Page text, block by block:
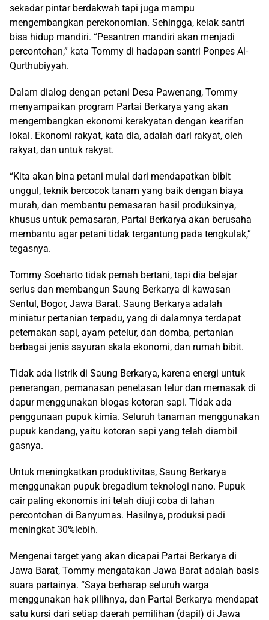
sekadar pintar berdakwah tapi juga mampu
mengembangkan perekonomian. Sehingga, kelak santri
bisa hidup mandiri. “Pesantren mandiri akan menjadi
percontohan,” kata Tommy di hadapan santri Ponpes Al-
Qurthubiyyah.
Dalam dialog dengan petani Desa Pawenang, Tommy
menyampaikan program Partai Berkarya yang akan
mengembangkan ekonomi kerakyatan dengan kearifan
lokal. Ekonomi rakyat, kata dia, adalah dari rakyat, oleh
rakyat, dan untuk rakyat.
“Kita akan bina petani mulai dari mendapatkan bibit
unggul, teknik bercocok tanam yang baik dengan biaya
murah, dan membantu pemasaran hasil produksinya,
khusus untuk pemasaran, Partai Berkarya akan berusaha
membantu agar petani tidak tergantung pada tengkulak,”
tegasnya.
Tommy Soeharto tidak pernah bertani, tapi dia belajar
serius dan membangun Saung Berkarya di kawasan
Sentul, Bogor, Jawa Barat. Saung Berkarya adalah
miniatur pertanian terpadu, yang di dalamnya terdapat
peternakan sapi, ayam petelur, dan domba, pertanian
berbagai jenis sayuran skala ekonomi, dan rumah bibit.
Tidak ada listrik di Saung Berkarya, karena energi untuk
penerangan, pemanasan penetasan telur dan memasak di
dapur menggunakan biogas kotoran sapi. Tidak ada
penggunaan pupuk kimia. Seluruh tanaman menggunakan
pupuk kandang, yaitu kotoran sapi yang telah diambil
gasnya.
Untuk meningkatkan produktivitas, Saung Berkarya
menggunakan pupuk bregadium teknologi nano. Pupuk
cair paling ekonomis ini telah diuji coba di lahan
percontohan di Banyumas. Hasilnya, produksi padi
meningkat 30%lebih.
Mengenai target yang akan dicapai Partai Berkarya di
Jawa Barat, Tommy mengatakan Jawa Barat adalah basis
suara partainya. “Saya berharap seluruh warga
menggunakan hak pilihnya, dan Partai Berkarya mendapat
satu kursi dari setiap daerah pemilihan (dapil) di Jawa